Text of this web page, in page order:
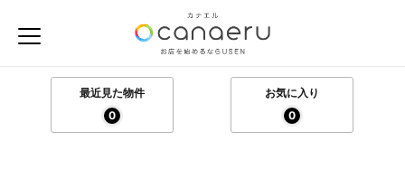
最近見た物件
0
お気に入り
0